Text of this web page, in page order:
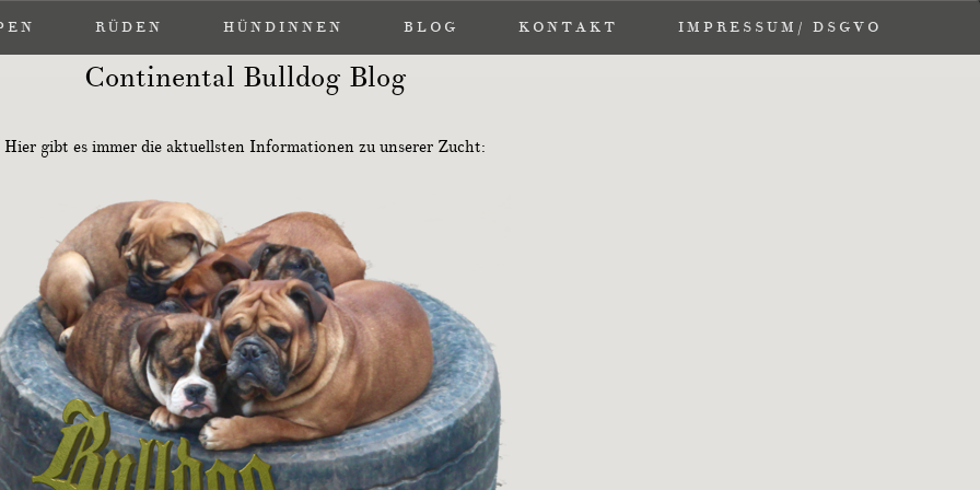
RÜDEN HÜNDINNEN BLOG KONTAKT IMPRESSUM/ DSGVO
RÜDEN HÜNDINNEN BLOG KONTAKT IMPRESSUM/ DSGVO
Continental Bulldog Blog
Hier gibt es immer die aktuellsten Informationen zu unserer Zucht: